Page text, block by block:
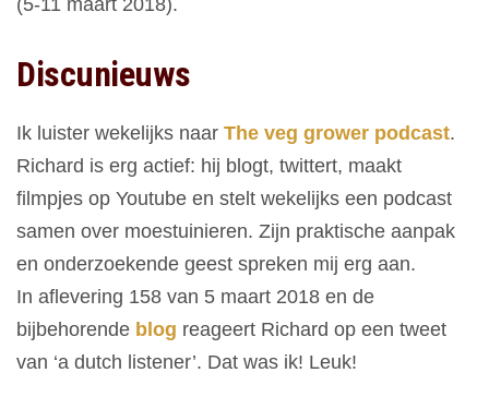
(5-11 maart 2018).
Discunieuws
Ik luister wekelijks naar The veg grower podcast.
Richard is erg actief: hij blogt, twittert, maakt
filmpjes op Youtube en stelt wekelijks een podcast
samen over moestuinieren. Zijn praktische aanpak
en onderzoekende geest spreken mij erg aan.
In aflevering 158 van 5 maart 2018 en de
bijbehorende blog reageert Richard op een tweet
van ‘a dutch listener’. Dat was ik! Leuk!